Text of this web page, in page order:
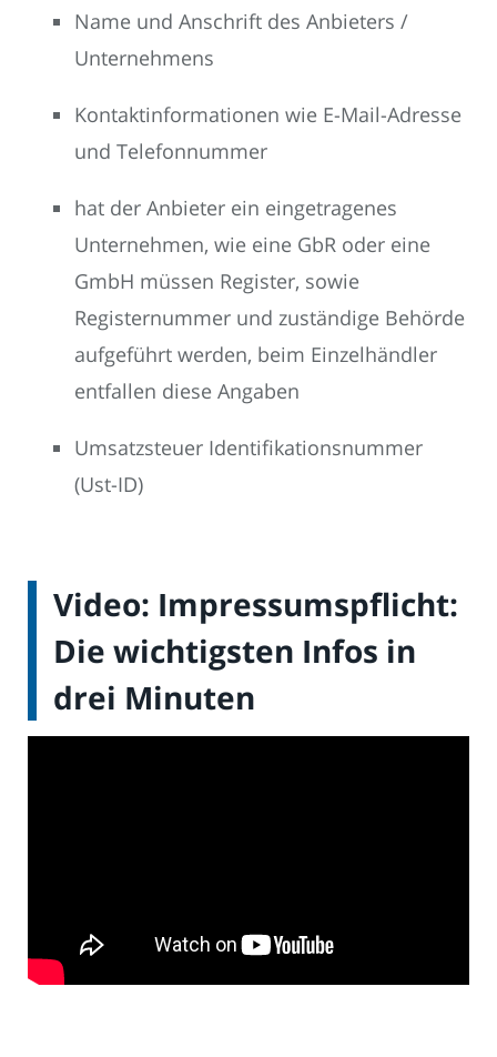
Name und Anschrift des Anbieters /
Unternehmens
Kontaktinformationen wie E-Mail-Adresse
und Telefonnummer
hat der Anbieter ein eingetragenes
Unternehmen, wie eine GbR oder eine
GmbH müssen Register, sowie
Registernummer und zuständige Behörde
aufgeführt werden, beim Einzelhändler
entfallen diese Angaben
Umsatzsteuer Identifikationsnummer
(Ust-ID)
Video: Impressumspflicht:
Die wichtigsten Infos in
drei Minuten